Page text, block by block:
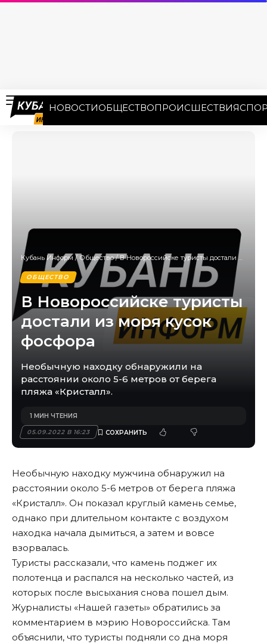
НОВОСТИОБЩЕСТВОПРОИСШЕСТВИЯ
Кубань Информ / Общество/В Новороссийске туристы достали из моря кусок фосфора
ОБЩЕСТВО
В Новороссийске туристы
достали из моря кусок
фосфора
Необычную находку обнаружили на
расстоянии около 5-6 метров от берега
пляжа «Кристалл».
05.09.2022 В 16:23
1 МИН ЧТЕНИЯ
Необычную находку мужчина обнаружил на
расстоянии около 5-6 метров от берега пляжа
«Кристалл». Он показал круглый камень семье,
однако при длительном контакте с воздухом
находка начала дымиться, а затем и вовсе
взорвалась.
Туристы рассказали, что камень поджег их
полотенца и распался на несколько частей, из
которых после высыхания снова пошел дым.
Журналисты «Нашей газеты» обратились за
комментарием в мэрию Новороссийска. Там
объяснили, что туристы подняли со дна моря